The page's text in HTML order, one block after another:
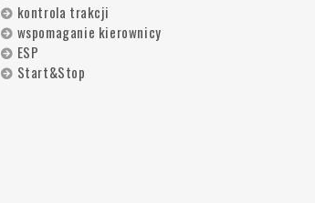
kontrola trakcji
wspomaganie kierownicy
ESP
Start&Stop